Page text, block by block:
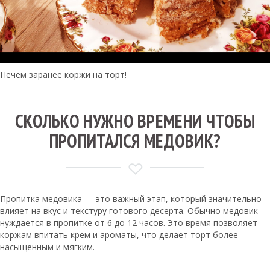
Печем заранее коржи на торт!
СКОЛЬКО НУЖНО ВРЕМЕНИ ЧТОБЫ
ПРОПИТАЛСЯ МЕДОВИК?
Пропитка медовика — это важный этап, который значительно
влияет на вкус и текстуру готового десерта. Обычно медовик
нуждается в пропитке от 6 до 12 часов. Это время позволяет
коржам впитать крем и ароматы, что делает торт более
насыщенным и мягким.